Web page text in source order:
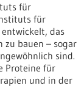
für
für
das
bauen – sogar
sind.
Proteine für
und in der